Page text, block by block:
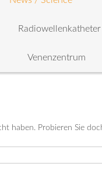
Venenzentrum
haben. Probieren Sie